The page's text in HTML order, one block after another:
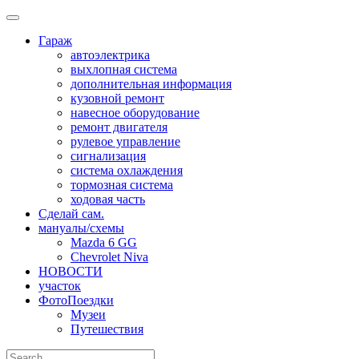
Skip
contentГараж
автоэлектрика
выхлопная система
дополнительная информация
кузовной ремонт
навесное оборудование
ремонт двигателя
рулевое управление
сигнализация
система охлаждения
тормозная система
ходовая часть
Сделай сам.
мануалы/схемы
Mazda 6 GG
Chevrolet Niva
НОВОСТИ
участок
ФотоПоездки
Музеи
Путешествия
Search